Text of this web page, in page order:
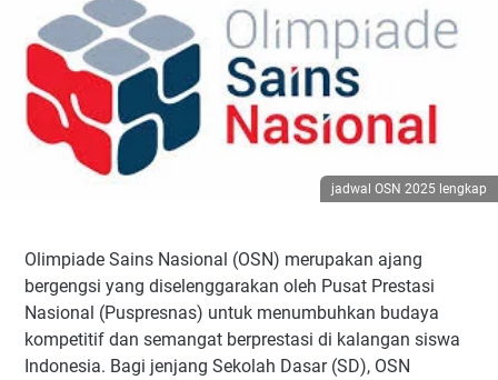
jadwal OSN 2025 lengkap
Olimpiade Sains Nasional (OSN) merupakan ajang
bergengsi yang diselenggarakan oleh Pusat Prestasi
Nasional (Puspresnas) untuk menumbuhkan budaya
kompetitif dan semangat berprestasi di kalangan siswa
Indonesia. Bagi jenjang Sekolah Dasar (SD), OSN